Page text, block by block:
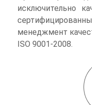
исключительно
менеджмент
ISO 9001-2008.